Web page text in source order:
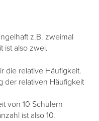
z.B. zweimal
ist also zwei.
die relative Häufigkeit.
der relativen Häufigkeit
von 10 Schülern
ist also 10.